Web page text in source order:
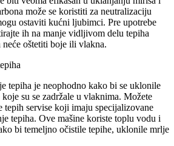
može se koristiti za neutralizaciju
ostaviti kućni ljubimci. Pre upotrebe
ih na manje vidljivom delu tepiha
oštetiti boje ili vlakna.
tepiha je neophodno kako bi se uklonile
su se zadržale u vlaknima. Možete
tepih servise koji imaju specijalizovane
tepiha. Ove mašine koriste toplu vodu i
bi temeljno očistile tepihe, uklonile mrlje